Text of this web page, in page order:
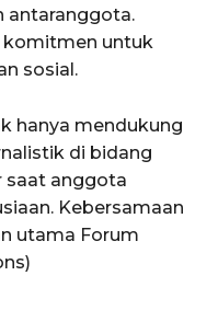
antaranggota.
komitmen untuk
sosial.
hanya mendukung
di bidang
saat anggota
Kebersamaan
utama Forum